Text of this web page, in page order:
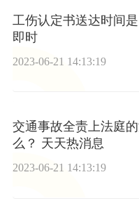
工伤认定书送达时间
即时
2023-06-21 14:13:19
交通事故全责上法庭
么？ 天天热消息
2023-06-21 14:13:19